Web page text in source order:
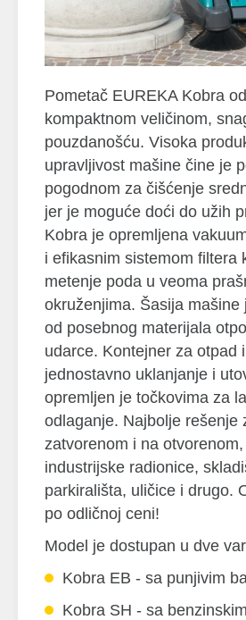
Pometač EUREKA Kobra
kompaktnom veličinom,
pouzdanošću. Visoka
upravljivost mašine čine je
pogodnom za čišćenje
jer je moguće doći do užih
Kobra je opremljena
i efikasnim sistemom filtera
metenje poda u veoma
okruženjima. Šasija mašine
od posebnog materijala
udarce. Kontejner za otpad
jednostavno uklanjanje i
opremljen je točkovima za
odlaganje. Najbolje rešenje
zatvorenom i na
industrijske radionice,
parkirališta, uličice i drugo.
po odličnoj ceni!
Model je dostupan u dve
Kobra EB - sa punjivim
Kobra SH - sa